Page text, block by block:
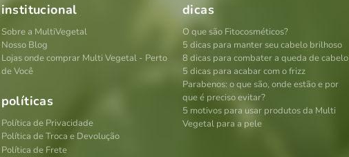
institucional
Sobre a MultiVegetal
Nosso Blog
Lojas onde comprar Multi Vegetal - Perto
de Você
políticas
Política de Privacidade
Política de Troca e Devolução
Política de Frete
dicas
O que são Fitocosméticos?
5 dicas para manter seu cabelo brilhoso
8 dicas para combater a queda de cabelo
5 dicas para acabar com o frizz
Parabenos: o que são, onde estão e por
que é preciso evitar?
5 motivos para usar produtos da Multi
Vegetal para a pele